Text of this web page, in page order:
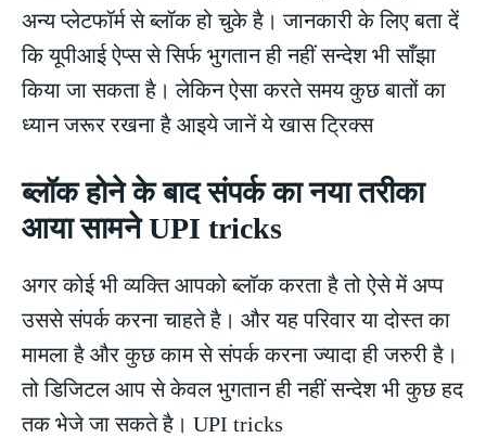
अन्य प्लेटफॉर्म से ब्लॉक हो चुके है। जानकारी के लिए बता दें
कि यूपीआई ऐप्स से सिर्फ भुगतान ही नहीं सन्देश भी साँझा
किया जा सकता है। लेकिन ऐसा करते समय कुछ बातों का
ध्यान जरूर रखना है आइये जानें ये खास ट्रिक्स
ब्लॉक होने के बाद संपर्क का नया तरीका
आया सामने UPI tricks
अगर कोई भी व्यक्ति आपको ब्लॉक करता है तो ऐसे में अप्प
उससे संपर्क करना चाहते है। और यह परिवार या दोस्त का
मामला है और कुछ काम से संपर्क करना ज्यादा ही जरुरी है।
तो डिजिटल आप से केवल भुगतान ही नहीं सन्देश भी कुछ हद
तक भेजे जा सकते है। UPI tricks